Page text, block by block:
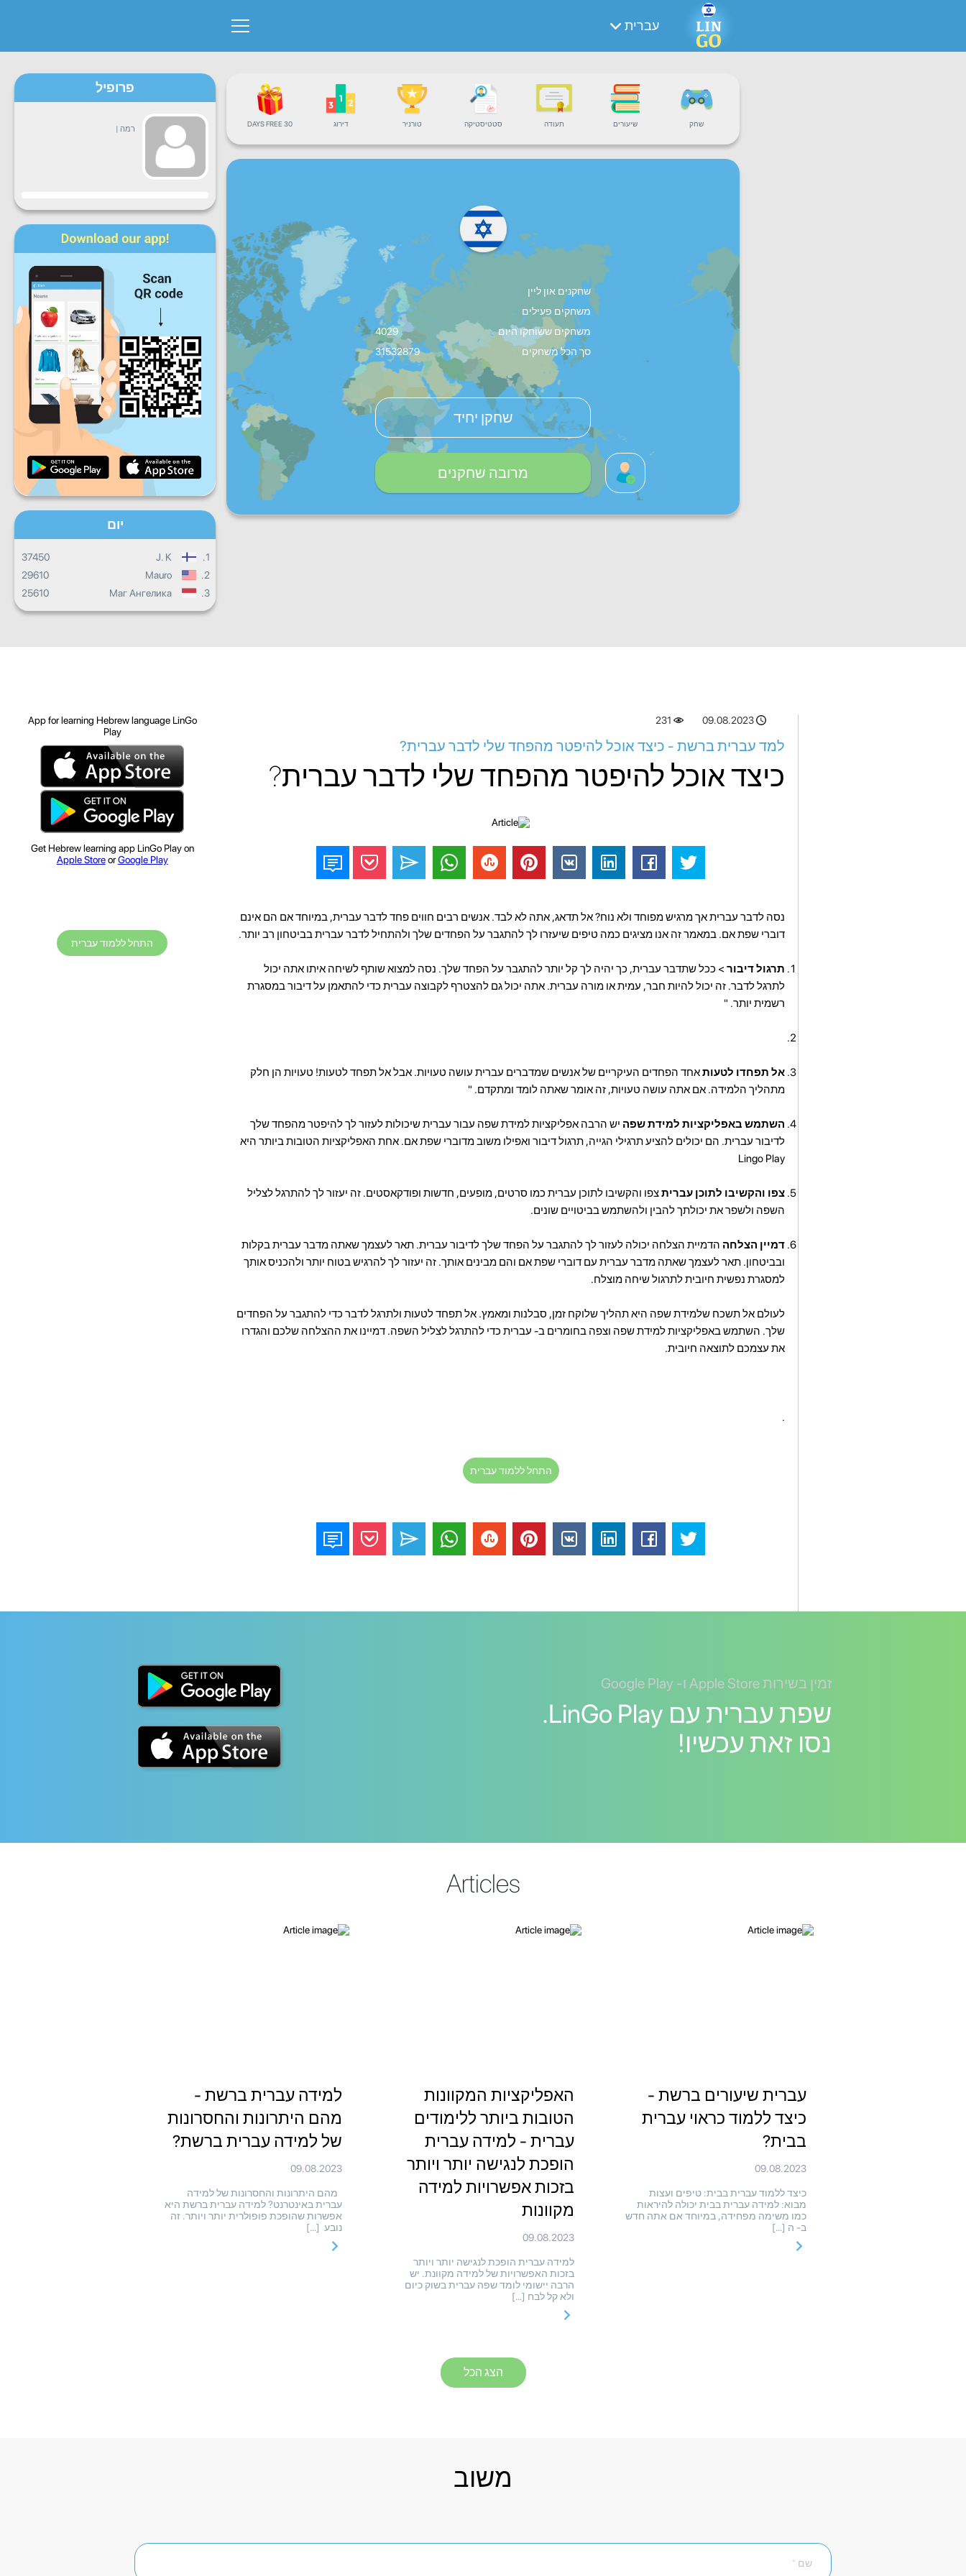
עברית
שחק שיעורים תעודה סטטיסטיקה טורניר דירוג 30 DAYS FREE
שחקנים און ליין
משחקים פעילים
משחקים ששוחקו היום
4029
סך הכל משחקים
31532879
שחקן יחיד
מרובה שחקנים
פרופיל
רמה |
התקדמות
שני שלישי חמישי
שישי שבת
התקדמות יומית
התקדמות חודשית
התקדמות כוללת
יום
1.
J. K
37450
2.
Mauro
29610
3.
Маг Ангелика
25610
09.08.2023
231
למד עברית ברשת - כיצד אוכל להיפטר מהפחד שלי לדבר עברית?
כיצד אוכל להיפטר מהפחד שלי לדבר עברית?
נסה לדבר עברית אך מרגיש מפוחד ולא נוח? אל תדאג, אתה לא לבד. אנשים רבים חווים פחד לדבר עברית, במיוחד אם הם אינם
דוברי שפת אם. במאמר זה אנו מציגים כמה טיפים שיעזרו לך להתגבר על הפחדים שלך ולהתחיל לדבר עברית בביטחון רב יותר.
תרגול דיבור > ככל שתדבר עברית, כך יהיה לך קל יותר להתגבר על הפחד שלך. נסה למצוא שותף לשיחה איתו אתה יכול
לתרגל לדבר. זה יכול להיות חבר, עמית או מורה עברית. אתה יכול גם להצטרף לקבוצה עברית כדי להתאמן על דיבור במסגרת
רשמית יותר. "
אל תפחדו לטעותאחד הפחדים העיקריים של אנשים שמדברים עברית עושה טעויות. אבל אל תפחד לטעות! טעויות הן חלק
מתהליך הלמידה. אם אתה עושה טעויות, זה אומר שאתה לומד ומתקדם. "
השתמש באפליקציות למידת שפה יש הרבה אפליקציות למידת שפה עבור עברית שיכולות לעזור לך להיפטר מהפחד שלך
לדיבור עברית. הם יכולים להציע תרגילי הגייה, תרגול דיבור ואפילו משוב מדוברי שפת אם. אחת האפליקציות הטובות ביותר היא
Lingo Play
צפו והקשיבו לתוכן עבריתצפו והקשיבו לתוכן עברית כמו סרטים, מופעים, חדשות ופודקאסטים. זה יעזור לך להתרגל לצליל
השפה ולשפר את יכולתך להבין ולהשתמש בביטויים שונים.
דמיין הצלחה הדמיית הצלחה יכולה לעזור לך להתגבר על הפחד שלך לדיבור עברית. תאר לעצמך שאתה מדבר עברית בקלות
ובביטחון. תאר לעצמך שאתה מדבר עברית עם דוברי שפת אם והם מבינים אותך. זה יעזור לך להרגיש בטוח יותר ולהכניס אותך
למסגרת נפשית חיובית לתרגול שיחה מוצלח.
לעולם אל תשכח שלמידת שפה היא תהליך שלוקח זמן, סבלנות ומאמץ. אל תפחד לטעות ולתרגל לדבר כדי להתגבר על הפחדים
שלך. השתמש באפליקציות למידת שפה וצפה בחומרים ב- עברית כדי להתרגל לצליל השפה. דמיינו את ההצלחה שלכם והגדרו
את עצמכם לתוצאה חיובית.
.
התחל ללמוד עברית
App for learning Hebrew language LinGo
Play
Get Hebrew learning app LinGo Play on
Apple StoreorGoogle Play
התחל ללמוד עברית
זמין בשירות Apple Store ו- Google Play
שפת עברית עם LinGo Play.
נסו זאת עכשיו!
Articles
עברית שיעורים ברשת -
כיצד ללמוד כראוי עברית
בבית?
09.08.2023
כיצד ללמוד עברית בבית: טיפים ועצות
מבוא: למידה עברית בבית יכולה להיראות
כמו משימה מפחידה, במיוחד אם אתה חדש
ב- ה […]
האפליקציות המקוונות
הטובות ביותר ללימודים
עברית - למידה עברית
הופכת לנגישה יותר ויותר
בזכות אפשרויות למידה
מקוונות
09.08.2023
למידה עברית הופכת לנגישה יותר ויותר
בזכות האפשרויות של למידה מקוונת. יש
הרבה יישומי לומד שפה עברית בשוק כיום
ולא קל לבח […]
למידה עברית ברשת -
מהם היתרונות והחסרונות
של למידה עברית ברשת?
09.08.2023
מהם היתרונות והחסרונות של למידה
עברית באינטרנט? למידה עברית ברשת היא
אפשרות שהופכת פופולרית יותר ויותר. זה
נובע […]
הצג הכל
משוב